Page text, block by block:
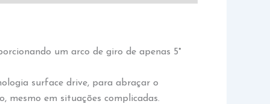
um arco de giro de apenas 5°
surface drive, para abraçar o
mesmo em situações complicadas.